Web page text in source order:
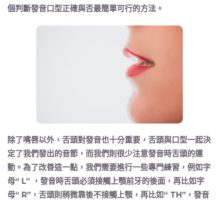
個判斷發音口型正確與否最簡單可行的方法。
除了嘴唇以外，舌頭對發音也十分重要，舌頭與口型一起決
定了我們發出的音節，而我們則很少注意發音時舌頭的運
動。為了改善這一點，我們需要進行一些專門練習，例如字
母“ L” ，發音時舌頭必須接觸上顎前牙的後面，再比如字
母“ R”，舌頭則稍微靠後不接觸上顎，再比如“ TH”，發音